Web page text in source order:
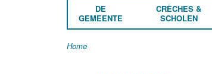
DE
GEMEENTE
CRÈCHES &
SCHOLEN
Home